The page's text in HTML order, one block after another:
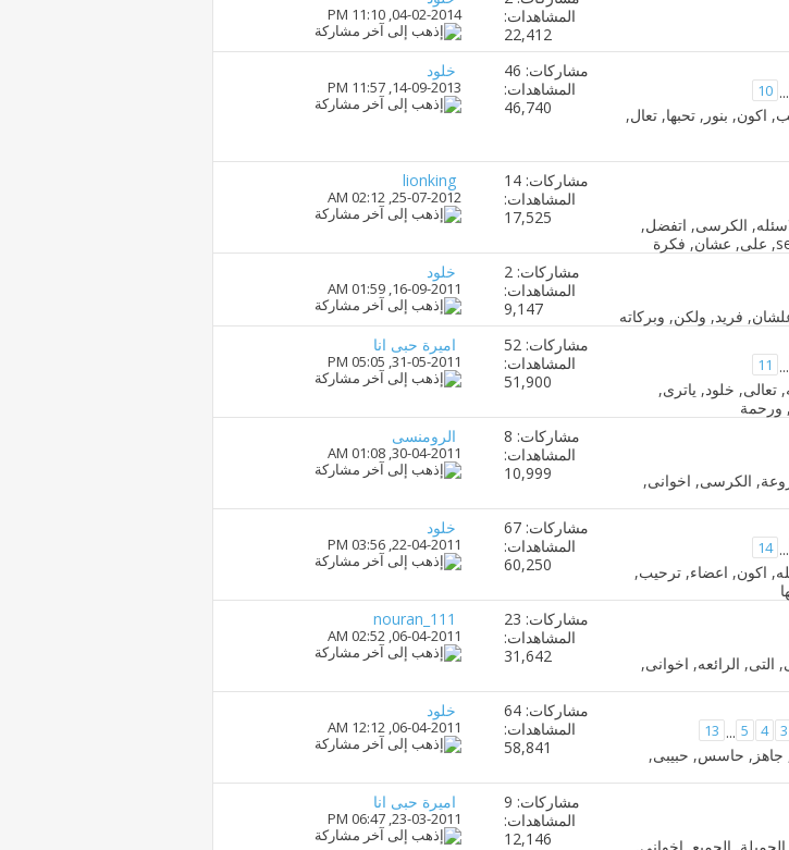
المشاهدات:
22,412
04-02-2014,
11:10 PM
...
10
مشاركات: 46
المشاهدات:
46,740
خلود
14-09-2013,
11:57 PM
مشاركات: 14
المشاهدات:
17,525
lionking
25-07-2012,
02:12 AM
مشاركات: 2
المشاهدات:
9,147
خلود
16-09-2011,
01:59 AM
...
11
مشاركات: 52
المشاهدات:
51,900
اميرة حبى انا
31-05-2011,
05:05 PM
مشاركات: 8
المشاهدات:
10,999
الرومنسى
30-04-2011,
01:08 AM
...
14
مشاركات: 67
المشاهدات:
60,250
خلود
22-04-2011,
03:56 PM
مشاركات: 23
المشاهدات:
31,642
nouran_111
06-04-2011,
02:52 AM
3
4
5
...
13
مشاركات: 64
المشاهدات:
58,841
خلود
06-04-2011,
12:12 AM
مشاركات: 9
المشاهدات:
12,146
اميرة حبى انا
23-03-2011,
06:47 PM